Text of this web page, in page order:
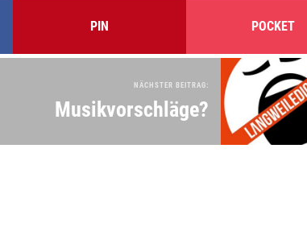
PIN POCKET
NÄCHSTER BEITRAG:
Musikvorschläge?